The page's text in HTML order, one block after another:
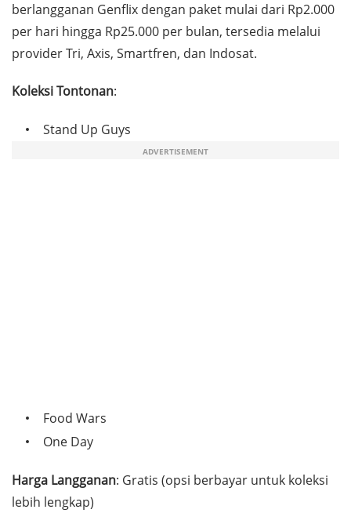
berlangganan Genflix dengan paket mulai dari Rp2.000
per hari hingga Rp25.000 per bulan, tersedia melalui
provider Tri, Axis, Smartfren, dan Indosat.
Koleksi Tontonan:
Stand Up Guys
ADVERTISEMENT
Food Wars
One Day
Harga Langganan: Gratis (opsi berbayar untuk koleksi
lebih lengkap)